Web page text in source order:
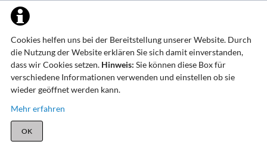
Cookies helfen uns bei der Bereitstellung unserer Website. Durch
die Nutzung der Website erklären Sie sich damit einverstanden,
dass wir Cookies setzen. Hinweis: Sie können diese Box für
verschiedene Informationen verwenden und einstellen ob sie
wieder geöffnet werden kann.
Mehr erfahren
OK